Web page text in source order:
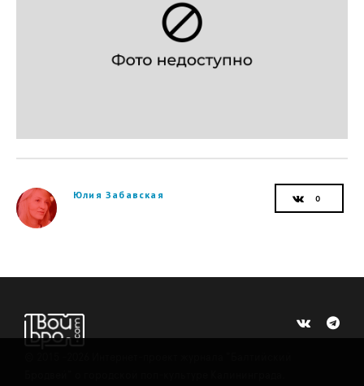
Юлия Забавская